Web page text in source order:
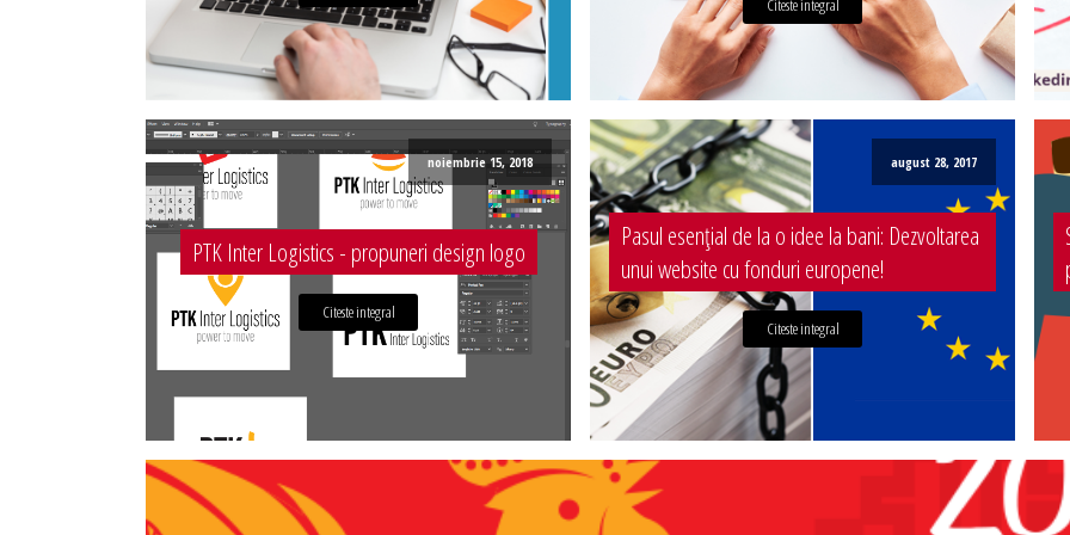
Citeste integral
noiembrie 15, 2018
PTK Inter Logistics - propuneri design logo
Citeste integral
august 28, 2017
Pasul esențial de la o idee la bani: Dezvoltarea
unui website cu fonduri europene!
Citeste integral